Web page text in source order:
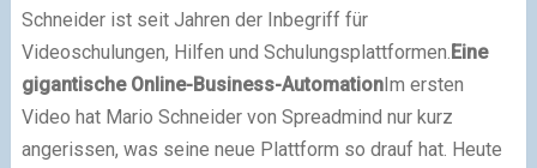
Schneider ist seit Jahren der Inbegriff für
Videoschulungen, Hilfen und Schulungsplattformen. Eine
gigantische Online-Business-AutomationIm ersten
Video hat Mario Schneider von Spreadmind nur kurz
angerissen, was seine neue Plattform so drauf hat. Heute